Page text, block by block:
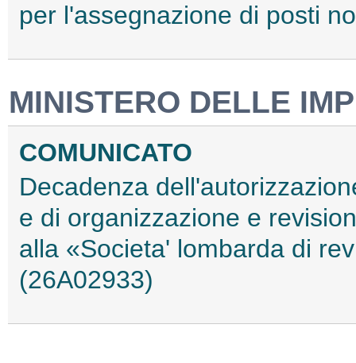
per l'assegnazione di posti
MINISTERO DELLE
COMUNICATO
Decadenza
e di organizzazione e
alla «Societa' lombarda di
(26A02933)